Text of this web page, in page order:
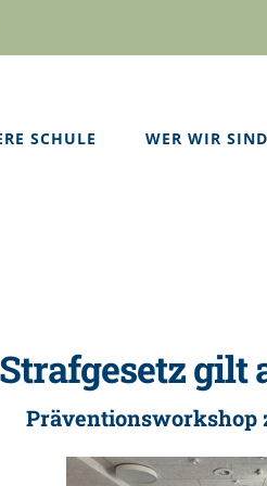
SCHULE WER WIR SIND
Präventionsworkshop